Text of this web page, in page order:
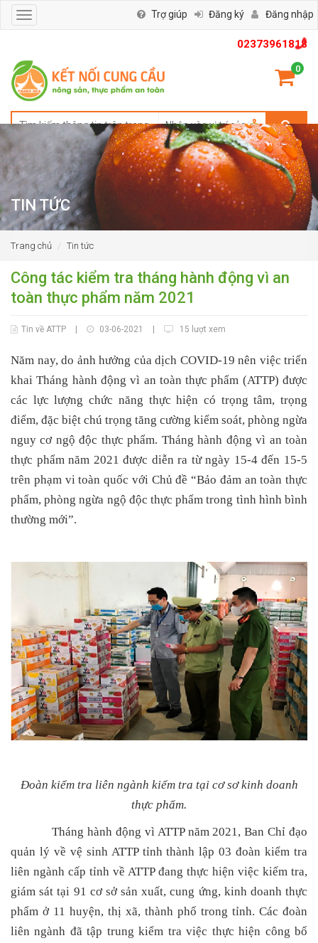
02373961818
0
Toggle
navigation
Trợ giúp Đăng ký Đăng nhập
TIN TỨC
Trang chủ Tin tức
Công tác kiểm tra tháng hành động vì an
toàn thực phẩm năm 2021
Tin về ATTP 03-06-2021 15 lượt xem
Năm nay, do ảnh hưởng của dịch COVID-19 nên việc triển
khai Tháng hành động vì an toàn thực phẩm (ATTP) được
các lực lượng chức năng thực hiện có trọng tâm, trọng
điểm, đặc biệt chú trọng tăng cường kiểm soát, phòng ngừa
nguy cơ ngộ độc thực phẩm. Tháng hành động vì an toàn
thực phẩm năm 2021 được diễn ra từ ngày 15-4 đến 15-5
trên phạm vi toàn quốc với Chủ đề “Bảo đảm an toàn thực
phẩm, phòng ngừa ngộ độc thực phẩm trong tình hình bình
thường mới”.
Đoàn kiểm tra liên ngành kiểm tra tại cơ sơ kinh doanh
thực phẩm.
Tháng hành động vì ATTP năm 2021, Ban Chỉ đạo
quản lý về vệ sinh ATTP tỉnh thành lập 03 đoàn kiểm tra
liên ngành cấp tỉnh về ATTP đang thực hiện việc kiểm tra,
giám sát tại 91 cơ sở sản xuất, cung ứng, kinh doanh thực
phẩm ở 11 huyện, thị xã, thành phố trong tỉnh. Các đoàn
liên ngành đã tập trung kiểm tra việc thực hiện công bố